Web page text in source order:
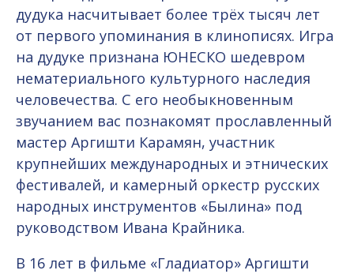
дудука насчитывает более трёх тысяч лет
от первого упоминания в клинописях. Игра
на дудуке признана ЮНЕСКО шедевром
нематериального культурного наследия
человечества. С его необыкновенным
звучанием вас познакомят прославленный
мастер Аргишти Карамян, участник
крупнейших международных и этнических
фестивалей, и камерный оркестр русских
народных инструментов «Былина» под
руководством Ивана Крайника.
В 16 лет в фильме «Гладиатор» Аргишти